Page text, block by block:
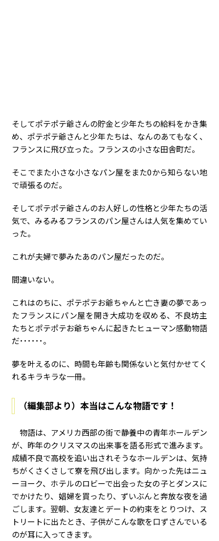
そしてポテポテ爺さんの貯金と少年たちの給料をかき集
め、ポテポテ爺さんと少年たちは、なんのあてもなく、
フランスに飛び立った。フランスの小さな田舎町だ。
そこでまた小さな小さなパン屋をまた0から知らない地
で頑張るのだ。
そしてポテポテ爺さんのお人好しの性格と少年たちの活
気で、みるみるフランスのパン屋さんは人気を集めてい
った。
これが夫婦で夢みたあのパン屋だったのだ。
間違いない。
これはのちに、ポテポテお爺ちゃんと亡き妻の夢であっ
たフランスにパン屋を開き大成功を収める、不良坊主
たちとポテポテお爺ちゃんに起きたヒューマン感動物語
だ･･････。
夢を叶えるのに、時間も年齢も関係ないと気付かせてく
れるキラキラな一冊。
（編集部より）本当はこんな物語です！
物語は、アメリカ西部の街で静養中の青年ホールデン
が、昨年のクリスマスの出来事を語る形式で進みます。
成績不良で高校を追い出されそうなホールデンは、気持
ちがくさくさして寮を飛び出します。向かった先はニュ
ーヨーク、ホテルのロビーで出会った女の子とダンスに
でかけたり、娼婦を買ったり、ずいぶんと奔放な夜を過
ごします。翌朝、女友達とデートの約束をとりつけ、ス
トリートに出たとき、子供がこんな歌を口ずさんでいる
のが耳に入ってきます。